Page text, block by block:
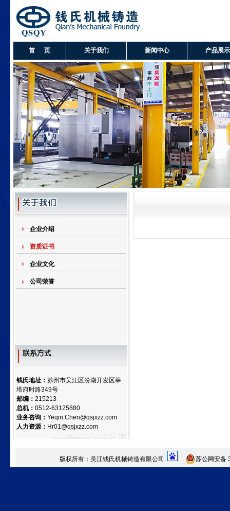
首 页 关于我们 新闻中心 产品展示
企业介绍
资质证书
企业文化
公司荣誉
钱氏地址： 苏州市吴江区汾湖开发区莘
塔府时路349号
邮编： 215213
总机： 0512-63125880
业务咨询： Yeqin.Chen@qsjxzz.com
人力资源： Hr01@qsjxzz.com
版权所有：吴江钱氏机械铸造有限公司 苏公网安备